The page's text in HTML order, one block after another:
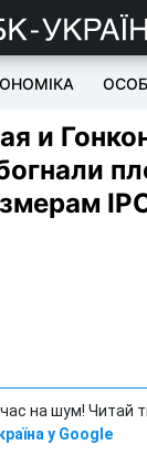
и
на шум! Читай
у Google